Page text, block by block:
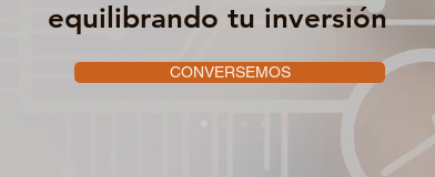
equilibrando tu inversión
CONVERSEMOS